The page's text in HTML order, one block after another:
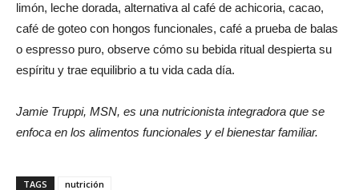
limón, leche dorada, alternativa al café de achicoria, cacao,
café de goteo con hongos funcionales, café a prueba de balas
o espresso puro, observe cómo su bebida ritual despierta su
espíritu y trae equilibrio a tu vida cada día.
Jamie Truppi, MSN, es una nutricionista integradora que se
enfoca en los alimentos funcionales y el bienestar familiar.
TAGS nutrición